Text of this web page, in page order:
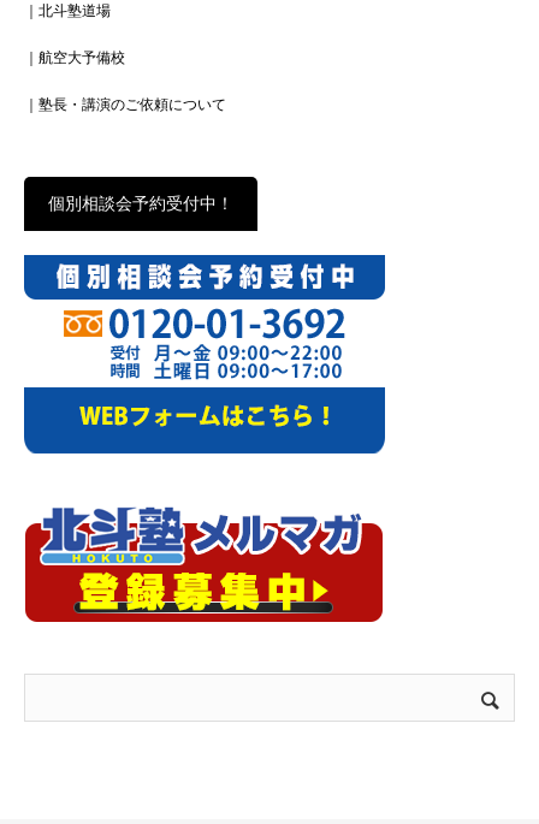
｜北斗塾道場
｜航空大予備校
｜塾長・講演のご依頼について
個別相談会予約受付中！